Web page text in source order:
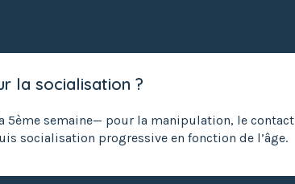
la socialisation ?
5ème semaine— pour la manipulation, le contact
socialisation progressive en fonction de l’âge.